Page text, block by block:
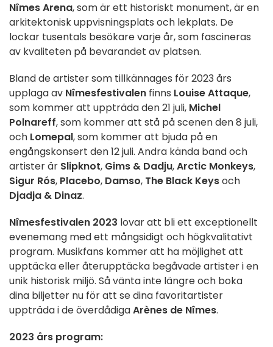
Nîmes Arena, som är ett historiskt monument, är en
arkitektonisk uppvisningsplats och lekplats. De
lockar tusentals besökare varje år, som fascineras
av kvaliteten på bevarandet av platsen.
Bland de artister som tillkännages för 2023 års
upplaga av Nîmesfestivalen finns Louise Attaque,
som kommer att uppträda den 21 juli, Michel
Polnareff, som kommer att stå på scenen den 8 juli,
och Lomepal, som kommer att bjuda på en
engångskonsert den 12 juli. Andra kända band och
artister är Slipknot, Gims & Dadju,Arctic Monkeys,
Sigur Rós, Placebo, Damso, The Black Keysoch
Djadja & Dinaz.
Nîmesfestivalen 2023 lovar att bli ett exceptionellt
evenemang med ett mångsidigt och högkvalitativt
program. Musikfans kommer att ha möjlighet att
upptäcka eller återupptäcka begåvade artister i en
unik historisk miljö. Så vänta inte längre och boka
dina biljetter nu för att se dina favoritartister
uppträda i de överdådigaArènes de Nîmes.
2023 års program: